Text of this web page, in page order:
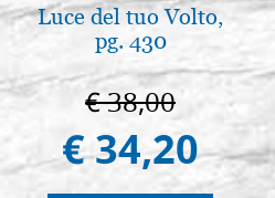
Luce del tuo Volto,
pg. 430
€ 38,00
€ 34,20